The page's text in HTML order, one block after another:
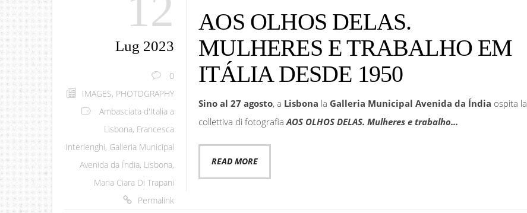
Lug 2023
0
IMAGES, PHOTOGRAPHY
Ambasciata d'Italia a
Lisbona, Francesca
Interlenghi, Galleria Municipal
Avenida da Índia, Lisbona,
Maria Ciara Di Trapani
Permalink
AOS OLHOS DELAS.
MULHERES E TRABALHO EM
ITÁLIA DESDE 1950
Sino al 27 agosto, a Lisbona la Galleria Municipal Avenida da Índia ospita la
collettiva di fotografiaAOS OLHOS DELAS. Mulheres e trabalho...
READ MORE